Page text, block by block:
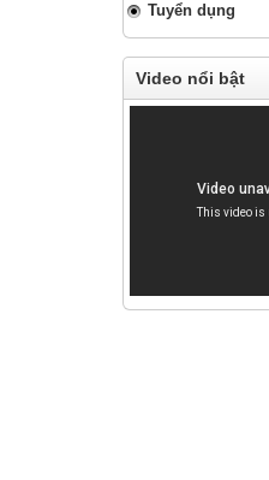
Tuyển dụng
Video nổi bật